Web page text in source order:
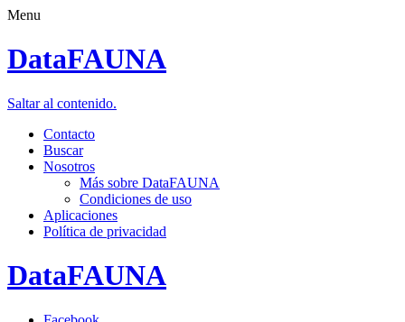
Menu
DataFAUNA
Saltar al contenido.
Contacto
Buscar
Nosotros
Más sobre DataFAUNA
Condiciones de uso
Aplicaciones
Política de privacidad
DataFAUNA